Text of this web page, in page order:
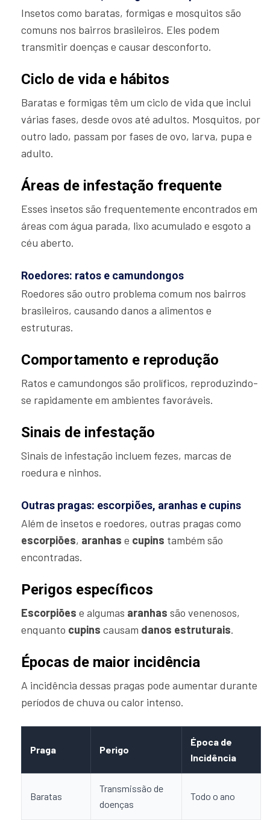
Insetos como baratas, formigas e mosquitos são
comuns nos bairros brasileiros. Eles podem
transmitir doenças e causar desconforto.
Ciclo de vida e hábitos
Baratas e formigas têm um ciclo de vida que inclui
várias fases, desde ovos até adultos. Mosquitos, por
outro lado, passam por fases de ovo, larva, pupa e
adulto.
Áreas de infestação frequente
Esses insetos são frequentemente encontrados em
áreas com água parada, lixo acumulado e esgoto a
céu aberto.
Roedores: ratos e camundongos
Roedores são outro problema comum nos bairros
brasileiros, causando danos a alimentos e
estruturas.
Comportamento e reprodução
Ratos e camundongos são prolíficos, reproduzindo-
se rapidamente em ambientes favoráveis.
Sinais de infestação
Sinais de infestação incluem fezes, marcas de
roedura e ninhos.
Outras pragas: escorpiões, aranhas e cupins
Além de insetos e roedores, outras pragas como
escorpiões, aranhas e cupins também são
encontradas.
Perigos específicos
Escorpiões e algumas aranhas são venenosos,
enquanto cupins causam danos estruturais.
Épocas de maior incidência
A incidência dessas pragas pode aumentar durante
períodos de chuva ou calor intenso.
Praga Perigo
Época de
Incidência
Baratas
Transmissão de
doenças
Todo o ano